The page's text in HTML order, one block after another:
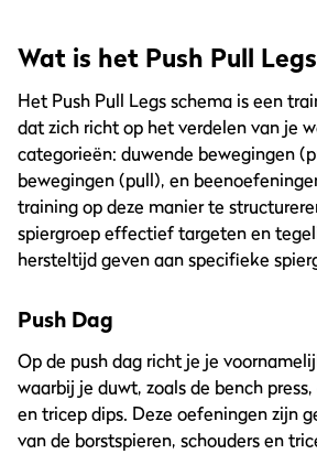
Wat is het Push Pull
Het Push Pull Legs schema is een
dat zich richt op het verdelen van je
categorieën: duwende bewegingen
bewegingen (pull), en
training op deze manier te
spiergroep effectief targeten en
hersteltijd geven aan specifieke
Push Dag
Op de push dag richt je je
waarbij je duwt, zoals de bench
en tricep dips. Deze oefeningen zijn
van de borstspieren, schouders en